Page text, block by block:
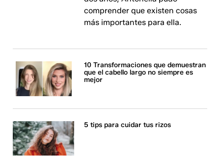
comprender que existen cosas
más importantes para ella.
10 Transformaciones que demuestran
que el cabello largo no siempre es
mejor
5 tips para cuidar tus rizos